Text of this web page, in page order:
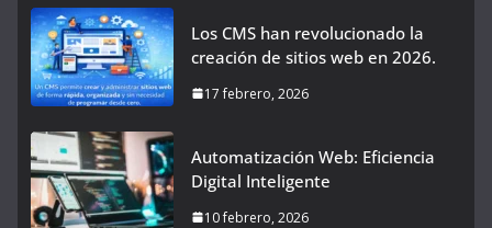
Los CMS han revolucionado la
creación de sitios web en 2026.
17 febrero, 2026
Automatización Web: Eficiencia
Digital Inteligente
10 febrero, 2026